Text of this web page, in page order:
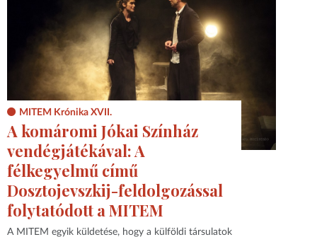
MITEM Krónika XVII.
A komáromi Jókai Színház
vendégjátékával: A
félkegyelmű című
Dosztojevszkij-feldolgozással
folytatódott a MITEM
A MITEM egyik küldetése, hogy a külföldi társulatok